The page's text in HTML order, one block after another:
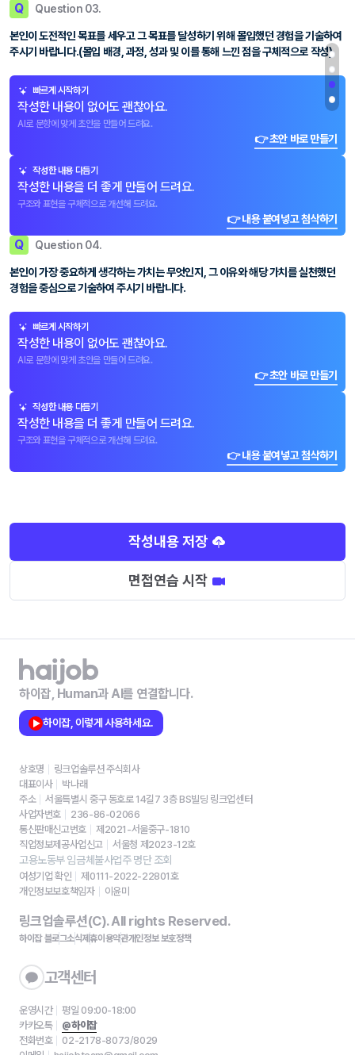
Q Question 03.
본인이 도전적인 목표를 세우고 그 목표를 달성하기 위해 몰입했던 경험을 기술하여
주시기 바랍니다.(몰입 배경, 과정, 성과 및 이를 통해 느낀 점을 구체적으로 작성)
빠르게 시작하기
작성한 내용이 없어도 괜찮아요.
AI로 문항에 맞게 초안을 만들어 드려요.
👉 초안 바로 만들기
작성한 내용 다듬기
작성한 내용을 더 좋게 만들어 드려요.
구조와 표현을 구체적으로 개선해 드려요.
👉 내용 붙여넣고 첨삭하기
Q Question 04.
본인이 가장 중요하게 생각하는 가치는 무엇인지, 그 이유와 해당 가치를 실천했던
경험을 중심으로 기술하여 주시기 바랍니다.
빠르게 시작하기
작성한 내용이 없어도 괜찮아요.
AI로 문항에 맞게 초안을 만들어 드려요.
👉 초안 바로 만들기
작성한 내용 다듬기
작성한 내용을 더 좋게 만들어 드려요.
구조와 표현을 구체적으로 개선해 드려요.
👉 내용 붙여넣고 첨삭하기
작성내용 저장
면접연습 시작
하이잡, Human과 AI를 연결합니다.
하이잡, 이렇게 사용하세요.
상호명
링크업솔루션 주식회사
대표이사
박나래
주소
서울특별시 중구 동호로 14길7 3층 BS빌딩 링크업센터
사업자번호
236-86-02066
통신판매신고번호
제2021-서울중구-1810
직업정보제공사업신고
서울청 제2023-12호
고용노동부 임금체불사업주 명단 조회
여성기업 확인
제0111-2022-22801호
개인정보보호책임자
이윤미
링크업솔루션(C). All rights Reserved.
하이잡 블로그소식제휴이용약관개인정보 보호정책
고객센터
운영시간
평일 09:00-18:00
카카오톡
@하이잡
전화번호
02-2178-8073/8029